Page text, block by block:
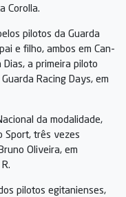
Corolla.
pilotos da Guarda
e filho, ambos em Can-
a primeira piloto
Racing Days, em
da modalidade,
Sport, três vezes
Oliveira, em
pilotos egitanienses,